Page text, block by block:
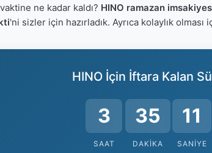
ne kadar kaldı? HINO ramazan
'ni sizler için hazırladık. Ayrıca kolaylık olması
HINO İçin İftara Kalan
3
SAAT
35
DAKIKA
10
SANIYE